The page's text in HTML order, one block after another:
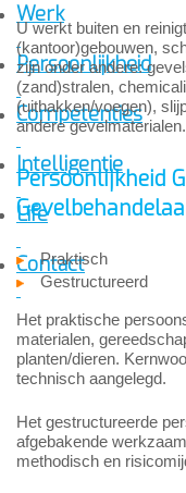
Werk
Persoonlijkheid
Competenties
Intelligentie
Life
Contact
U werkt buiten en
(kantoor)gebouwen,
zijn onder andere:
(zand)stralen,
(uithakken/voegen),
andere gevelmaterialen.
Persoonlijkheid
Praktisch
Gestructureerd
Het praktische
materialen,
planten/dieren.
technisch aangelegd.
Het gestructureerde
afgebakende
methodisch en